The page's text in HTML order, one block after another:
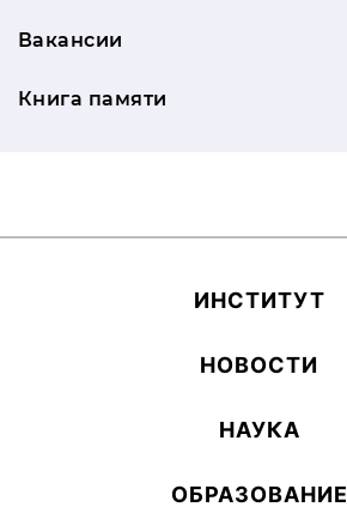
Вакансии
Книга памяти
ИН­СТИ­ТУТ
НОВОСТИ
НАУКА
ОБ­РА­ЗОВА­НИЕ